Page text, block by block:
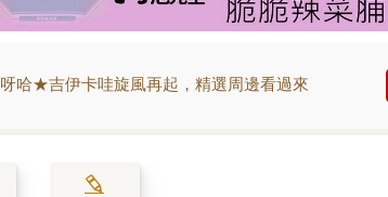
呀哈★吉伊卡哇旋風再起，精選周邊看過來